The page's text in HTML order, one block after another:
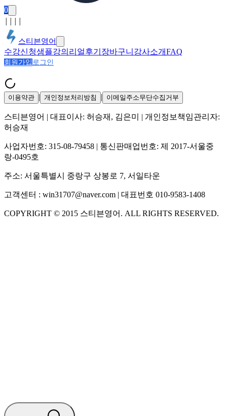
0
스티븐영어
수강신청샘플강의 리얼후기 장바구니 강사소개FAQ
회원가입 로그인
이용약관 | 개인정보처리방침 | 이메일주소무단수집거부
스티븐영어 | 대표이사: 허승재, 김은미
| 개인정보책임관리자:
허승재
사업자번호: 315-08-79458 | 통신판매업번호: 제 2017-서울중
랑-0495호
주소: 서울특별시 중랑구 상봉로 7, 서일타운
고객센터 : win31707@naver.com | 대표번호 010-9583-1408
COPYRIGHT © 2015 스티븐영어 . ALL RIGHTS RESERVED.